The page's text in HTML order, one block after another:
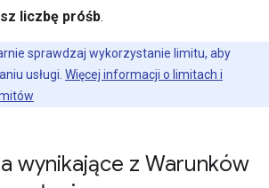
liczbę próśb.
sprawdzaj wykorzystanie limitu, aby
usługi. Więcej informacji o limitach i
wynikające z Warunków